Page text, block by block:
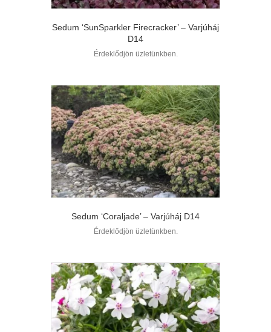
Sedum ‘SunSparkler Firecracker’ – Varjúháj
D14
Érdeklődjön üzletünkben.
Sedum ‘Coraljade’ – Varjúháj D14
Érdeklődjön üzletünkben.